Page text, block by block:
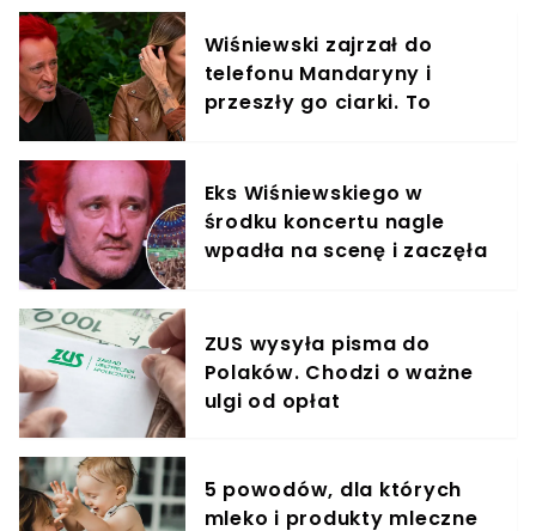
Wiśniewski zajrzał do
telefonu Mandaryny i
przeszły go ciarki. To
Eks Wiśniewskiego w
środku koncertu nagle
wpadła na scenę i zaczęła
ZUS wysyła pisma do
Polaków. Chodzi o ważne
ulgi od opłat
5 powodów, dla których
mleko i produkty mleczne